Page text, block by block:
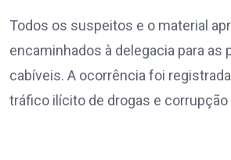
Todos os suspeitos e o material
encaminhados à delegacia para as
cabíveis. A ocorrência foi
tráfico ilícito de drogas e